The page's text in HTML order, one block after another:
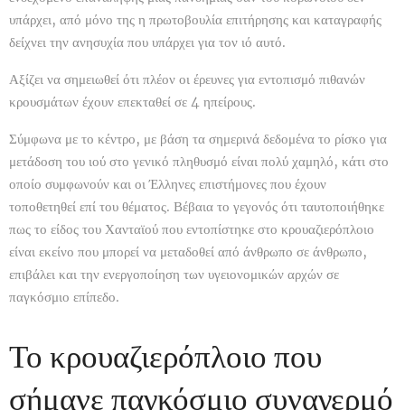
υπάρχει, από μόνο της η πρωτοβουλία επιτήρησης και καταγραφής
δείχνει την ανησυχία που υπάρχει για τον ιό αυτό.
Αξίζει να σημειωθεί ότι πλέον οι έρευνες για εντοπισμό πιθανών
κρουσμάτων έχουν επεκταθεί σε 4 ηπείρους.
Σύμφωνα με το κέντρο, με βάση τα σημερινά δεδομένα το ρίσκο για
μετάδοση του ιού στο γενικό πληθυσμό είναι πολύ χαμηλό, κάτι στο
οποίο συμφωνούν και οι Έλληνες επιστήμονες που έχουν
τοποθετηθεί επί του θέματος. Βέβαια το γεγονός ότι ταυτοποιήθηκε
πως το είδος του Χανταϊού που εντοπίστηκε στο κρουαζιερόπλοιο
είναι εκείνο που μπορεί να μεταδοθεί από άνθρωπο σε άνθρωπο,
επιβάλει και την ενεργοποίηση των υγειονομικών αρχών σε
παγκόσμιο επίπεδο.
Το κρουαζιερόπλοιο που
σήμανε παγκόσμιο συναγερμό